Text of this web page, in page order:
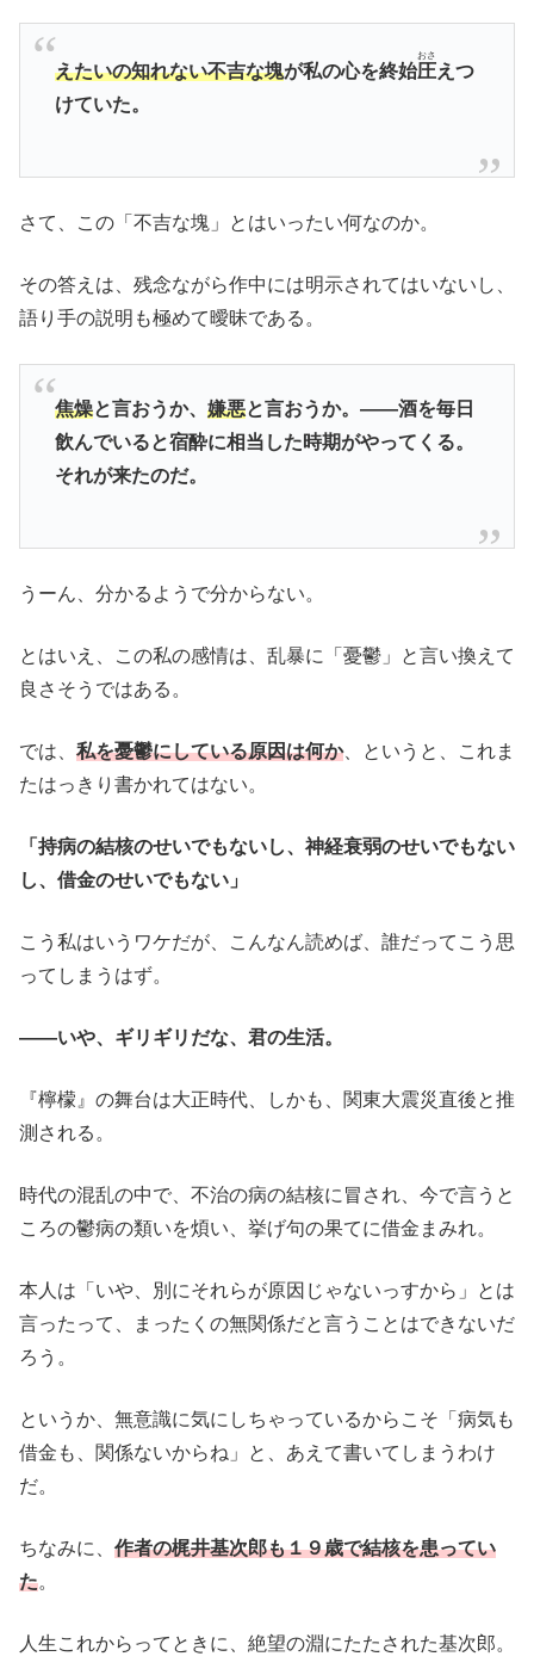
えたいの知れない不吉な塊が私の心を終始圧
おさ
えつ
けていた。
さて、この「不吉な塊」とはいったい何なのか。
その答えは、残念ながら作中には明示されてはいないし、
語り手の説明も極めて曖昧である。
焦燥と言おうか、 嫌悪と言おうか。――酒を毎日
飲んでいると宿酔に相当した時期がやってくる。
それが来たのだ。
うーん、分かるようで分からない。
とはいえ、この私の感情は、乱暴に「憂鬱」と言い換えて
良さそうではある。
では、 私を憂鬱にしている原因は何か、というと、これま
たはっきり書かれてはない。
「持病の結核のせいでもないし、神経衰弱のせいでもない
し、借金のせいでもない」
こう私はいうワケだが、こんなん読めば、誰だってこう思
ってしまうはず。
――いや、ギリギリだな、君の生活。
『檸檬』の舞台は大正時代、しかも、関東大震災直後と推
測される。
時代の混乱の中で、不治の病の結核に冒され、今で言うと
ころの鬱病の類いを煩い、挙げ句の果てに借金まみれ。
本人は「いや、別にそれらが原因じゃないっすから」とは
言ったって、まったくの無関係だと言うことはできないだ
ろう。
というか、無意識に気にしちゃっているからこそ「病気も
借金も、関係ないからね」と、あえて書いてしまうわけ
だ。
ちなみに、 作者の梶井基次郎も１９歳で結核を患ってい
た。
人生これからってときに、絶望の淵にたたされた基次郎。